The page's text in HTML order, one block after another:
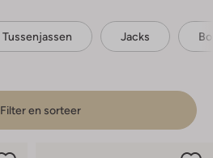
Tussenjassen Jacks
Filter en sorteer